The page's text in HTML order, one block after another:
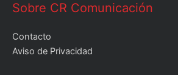
Sobre CR Comunicación
Contacto
Aviso de Privacidad